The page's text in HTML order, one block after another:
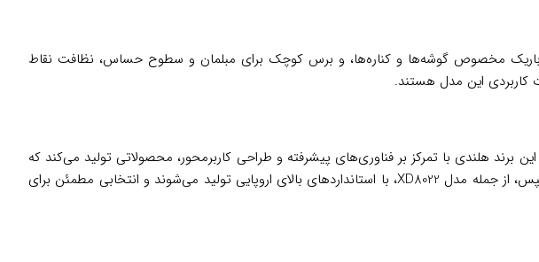
مخصوص گوشه‌ها و کناره‌ها، و برس کوچک برای مبلمان و سطوح حساس، نظافت نقاط
برند هلندی با تمرکز بر فناوری‌های پیشرفته و طراحی کاربرمحور، محصولاتی تولید می‌کند که
نه‌تنها کارایی بالایی دارند، بلکه با دوام و زیبایی خود، به بخشی از سبک زندگی مدرن تبدیل شده‌اند. جاروبرقی‌های فیلیپس، از جمله مدل XD8022، با استانداردهای بالای اروپایی تولید می‌شوند و انتخابی مطمئن برای